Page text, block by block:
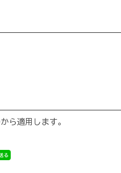
ら適用します。